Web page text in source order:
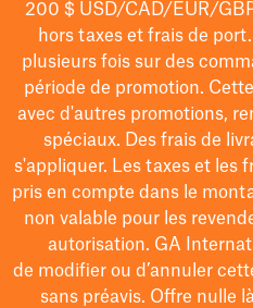
200 $USD/CAD/EUR/
hors taxes et frais de port
plusieurs fois sur des
période de promotion.
avec d'autres promotions,
spéciaux. Des frais de
s'appliquer. Les taxes et les
pris en compte dans le
non valable pour les
autorisation. GA
de modifierou d’annuler
sans préavis. Offre nulle